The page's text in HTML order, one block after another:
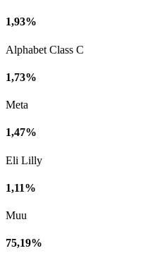
1,93%
Alphabet Class C
1,73%
Meta
1,47%
Eli Lilly
1,11%
Muu
75,19%